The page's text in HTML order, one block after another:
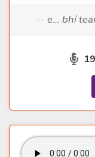
··· e... bhí